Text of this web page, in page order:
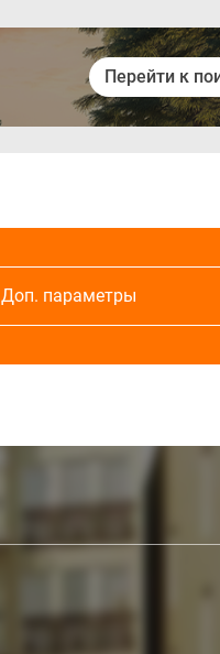
Перейти к
Доп. параметры